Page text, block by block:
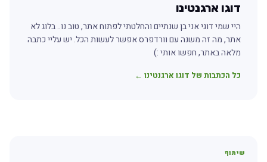
דוגו ארגנטינו
היי שמי דוגי אני בן שנתיים והחלטתי לפתוח אתר, טוב נו.. בלוג לא
אתר, מה זה משנה עם וורדפרס אפשר לעשות הכל. יש עליי כתבה
מלאה באתר, חפשו אותי :)
כל הכתבות של דוגו ארגנטינו ←
שיתוף